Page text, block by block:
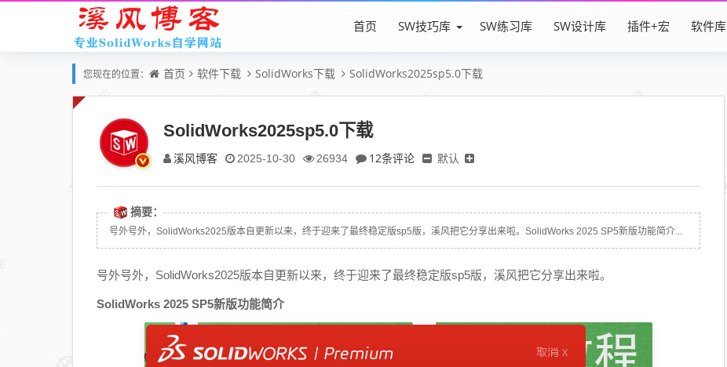
首页 SW技巧库 SW练习库 SW设计库 插件+宏 软件库
您现在的位置： 首页 软件下载 SolidWorks下载 SolidWorks2025sp5.0下载
SolidWorks2025sp5.0下载
溪风博客 2025-10-30 26934 12条评论 默认
摘要：
号外号外，SolidWorks2025版本自更新以来，终于迎来了最终稳定版sp5版，溪风把它分享出来啦。SolidWorks 2025 SP5新版功能简介...
号外号外，SolidWorks2025版本自更新以来，终于迎来了最终稳定版sp5版，溪风把它分享出来啦。
SolidWorks 2025 SP5新版功能简介